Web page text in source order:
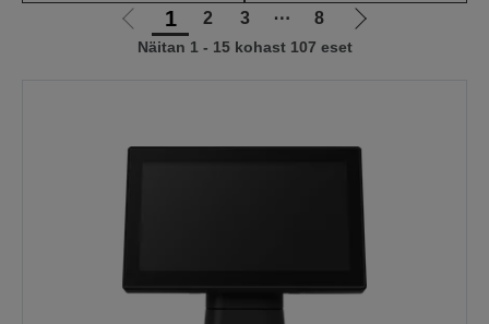
Liigu
eelmisele
1 2 3 ⋯ 8
Liigu
Näitan 1 - 15 kohast 107 eset